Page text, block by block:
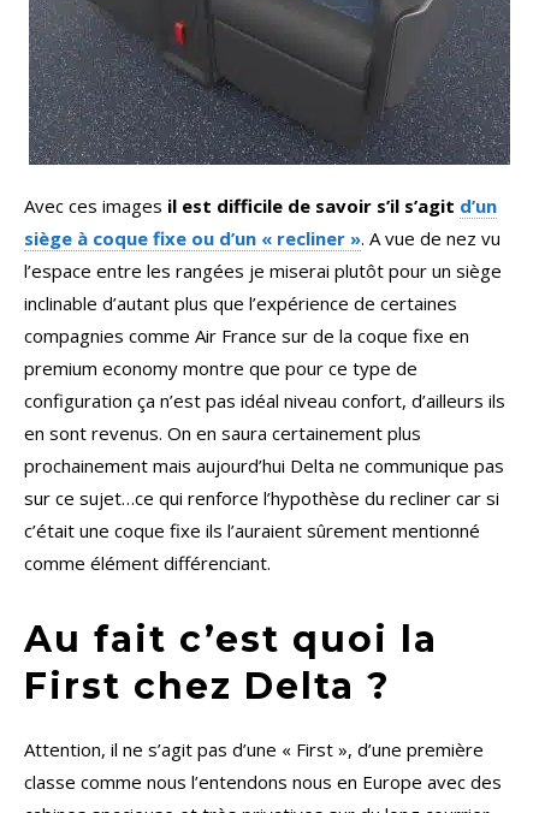
Avec ces images il est difficile de savoir s’il s’agit d’un
siège à coque fixe ou d’un « recliner ». A vue de nez vu
l’espace entre les rangées je miserai plutôt pour un siège
inclinable d’autant plus que l’expérience de certaines
compagnies comme Air France sur de la coque fixe en
premium economy montre que pour ce type de
configuration ça n’est pas idéal niveau confort, d’ailleurs ils
en sont revenus. On en saura certainement plus
prochainement mais aujourd’hui Delta ne communique pas
sur ce sujet…ce qui renforce l’hypothèse du recliner car si
c’était une coque fixe ils l’auraient sûrement mentionné
comme élément différenciant.
Au fait c’est quoi la
First chez Delta ?
Attention, il ne s’agit pas d’une « First », d’une première
classe comme nous l’entendons nous en Europe avec des